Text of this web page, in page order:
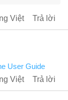
Việt Trả lời
User Guide
Việt
Trả lời